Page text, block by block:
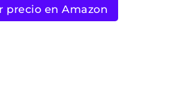
precio en Amazon